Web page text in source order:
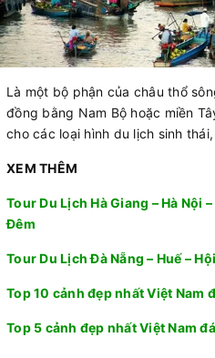
Là một bộ phận của châu thổ
đồng bằng Nam Bộ hoặc miền
cho các loại hình du lịch sinh
XEM THÊM
Tour Du Lịch Hà Giang – Hà Nội
Đêm
Tour Du Lịch Đà Nẵng – Huế –
Top 10 cảnh đẹp nhất Việt Nam
Top 5 cảnh đẹp nhất Việt Nam